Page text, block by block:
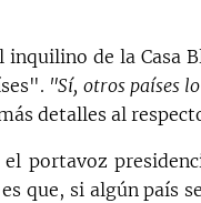
inquilino de la Casa
"Sí, otros países
detalles al
portavoz
que, si algún país